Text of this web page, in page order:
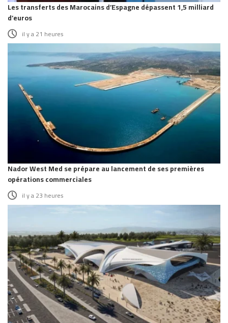
Les transferts des Marocains d’Espagne dépassent 1,5 milliard
d’euros
il y a 21 heures
Nador West Med se prépare au lancement de ses premières
opérations commerciales
il y a 23 heures